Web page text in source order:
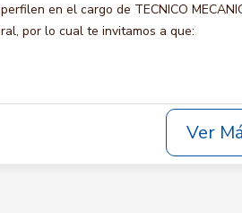
en el cargo de TECNICO
por lo cual te invitamos a que:
Ver